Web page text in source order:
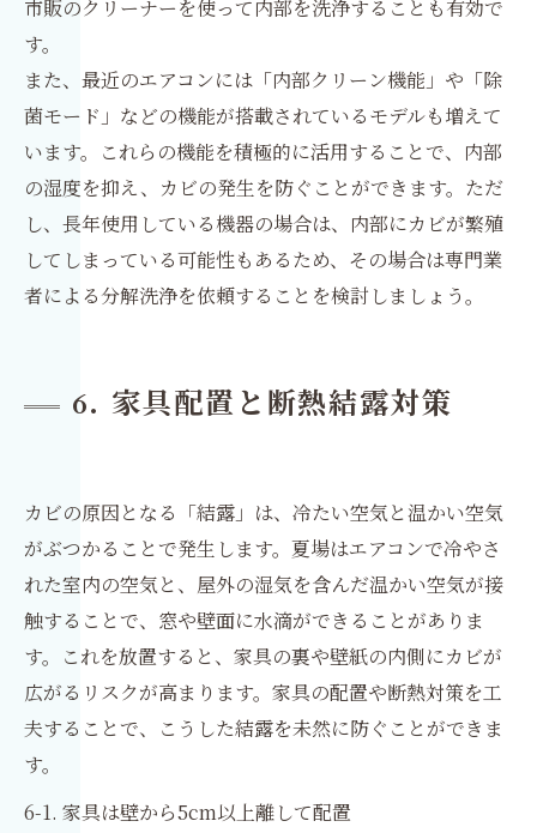
市販のクリーナーを使って内部を洗浄することも有効で
す。
また、最近のエアコンには「内部クリーン機能」や「除
菌モード」などの機能が搭載されているモデルも増えて
います。これらの機能を積極的に活用することで、内部
の湿度を抑え、カビの発生を防ぐことができます。ただ
し、長年使用している機器の場合は、内部にカビが繁殖
してしまっている可能性もあるため、その場合は専門業
者による分解洗浄を依頼することを検討しましょう。
6. 家具配置と断熱結露対策
カビの原因となる「結露」は、冷たい空気と温かい空気
がぶつかることで発生します。夏場はエアコンで冷やさ
れた室内の空気と、屋外の湿気を含んだ温かい空気が接
触することで、窓や壁面に水滴ができることがありま
す。これを放置すると、家具の裏や壁紙の内側にカビが
広がるリスクが高まります。家具の配置や断熱対策を工
夫することで、こうした結露を未然に防ぐことができま
す。
6-1. 家具は壁から5cm以上離して配置